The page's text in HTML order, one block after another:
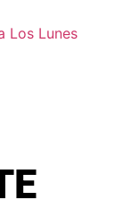
Los Lunes